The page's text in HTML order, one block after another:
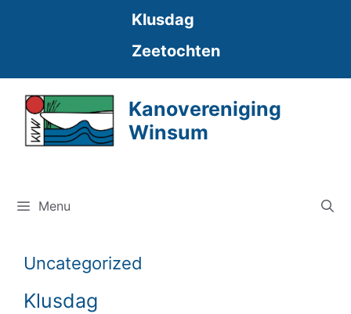
Klusdag
Zeetochten
Kanovereniging
Winsum
Menu
Uncategorized
Klusdag